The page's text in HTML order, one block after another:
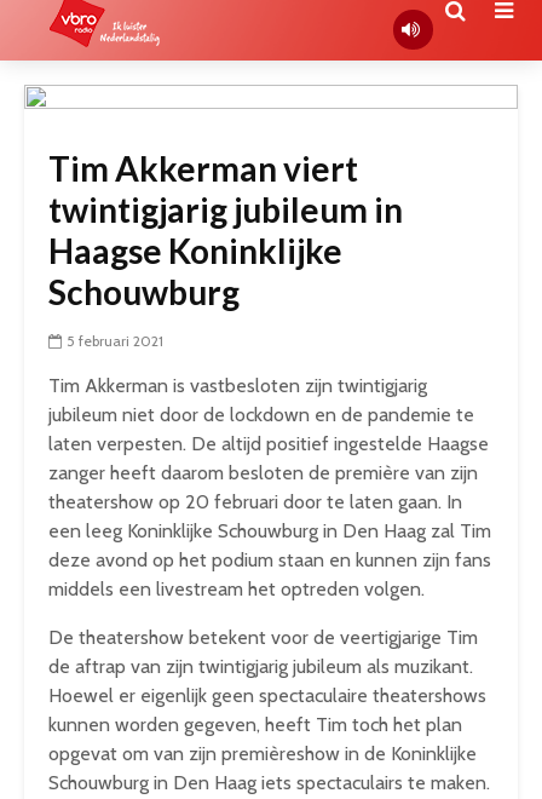
Tim Akkerman viert
twintigjarig jubileum in
Haagse Koninklijke
Schouwburg
5 februari 2021
Tim Akkerman is vastbesloten zijn twintigjarig
jubileum niet door de lockdown en de pandemie te
laten verpesten. De altijd positief ingestelde Haagse
zanger heeft daarom besloten de première van zijn
theatershow op 20 februari door te laten gaan. In
een leeg Koninklijke Schouwburg in Den Haag zal Tim
deze avond op het podium staan en kunnen zijn fans
middels een livestream het optreden volgen.
De theatershow betekent voor de veertigjarige Tim
de aftrap van zijn twintigjarig jubileum als muzikant.
Hoewel er eigenlijk geen spectaculaire theatershows
kunnen worden gegeven, heeft Tim toch het plan
opgevat om van zijn premièreshow in de Koninklijke
Schouwburg in Den Haag iets spectaculairs te maken.